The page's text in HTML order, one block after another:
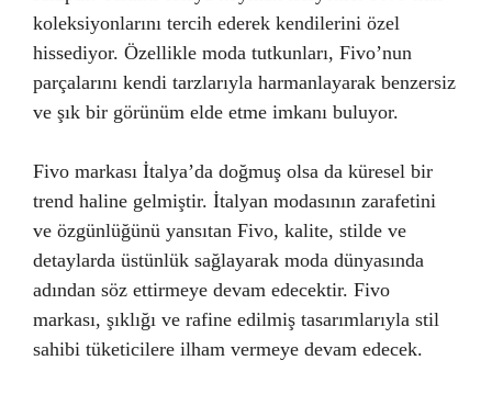
koleksiyonlarını tercih ederek kendilerini özel
hissediyor. Özellikle moda tutkunları, Fivo’nun
parçalarını kendi tarzlarıyla harmanlayarak benzersiz
ve şık bir görünüm elde etme imkanı buluyor.
Fivo markası İtalya’da doğmuş olsa da küresel bir
trend haline gelmiştir. İtalyan modasının zarafetini
ve özgünlüğünü yansıtan Fivo, kalite, stilde ve
detaylarda üstünlük sağlayarak moda dünyasında
adından söz ettirmeye devam edecektir. Fivo
markası, şıklığı ve rafine edilmiş tasarımlarıyla stil
sahibi tüketicilere ilham vermeye devam edecek.